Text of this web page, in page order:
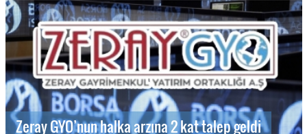
Zeray GYO’nun halka arzına 2 kat talep geldi